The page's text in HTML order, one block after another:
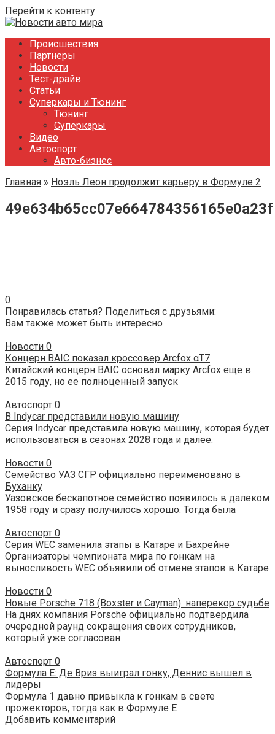
Перейти к контенту
Происшествия
Партнеры
Новости
Тест-драйв
Статьи
Суперкары и Тюнинг
Тюнинг
Суперкары
Видео
Автоспорт
Авто-бизнес
Главная » Ноэль Леон продолжит карьеру в Формуле 2
49e634b65cc07e664784356165e0a23f
0
Понравилась статья? Поделиться с друзьями:
Вам также может быть интересно
Новости 0
Концерн BAIC показал кроссовер Arcfox αT7
Китайский концерн BAIC основал марку Arcfox еще в
2015 году, но ее полноценный запуск
Автоспорт 0
В Indycar представили новую машину
Серия Indycar представила новую машину, которая будет
использоваться в сезонах 2028 года и далее.
Новости 0
Семейство УАЗ СГР официально переименовано в
Буханку
Уазовское бескапотное семейство появилось в далеком
1958 году и сразу получилось хорошо. Тогда была
Автоспорт 0
Серия WEC заменила этапы в Катаре и Бахрейне
Организаторы чемпионата мира по гонкам на
выносливость WEC объявили об отмене этапов в Катаре
Новости 0
Новые Porsche 718 (Boxster и Cayman): наперекор судьбе
На днях компания Porsche официально подтвердила
очередной раунд сокращения своих сотрудников,
который уже согласован
Автоспорт 0
Формула E: Де Вриз выиграл гонку, Деннис вышел в
лидеры
Формула 1 давно привыкла к гонкам в свете
прожекторов, тогда как в Формуле E
Добавить комментарий